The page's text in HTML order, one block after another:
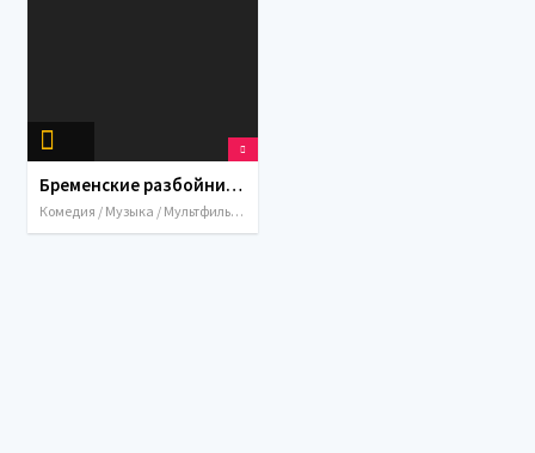
Бременские разбойники (2016)
Комедия / Музыка / Мультфильмы / Приключения / 2016 / Россия / Украина